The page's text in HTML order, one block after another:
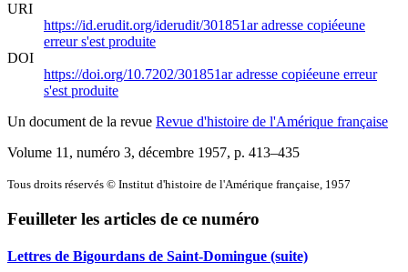
URI
https://id.erudit.org/iderudit/301851aradresse copiéeune
erreur s'est produite
DOI
https://doi.org/10.7202/301851aradresse copiéeune erreur
s'est produite
Un document de la revue Revue d'histoire de l'Amérique française
Volume 11, numéro 3, décembre 1957, p. 413–435
Tous droits réservés © Institut d'histoire de l'Amérique française, 1957
Feuilleter les articles de ce numéro
Lettres de Bigourdans de Saint-Domingue (suite)